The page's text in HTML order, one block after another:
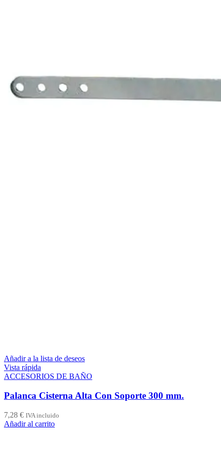
Añadir a la lista de deseos
Vista rápida
ACCESORIOS DE BAÑO
Palanca Cisterna Alta Con Soporte 300 mm.
7,28 € IVA incluido
Añadir al carrito